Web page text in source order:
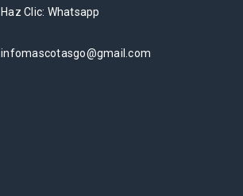
Haz Clic: Whatsapp
infomascotasgo@gmail.com